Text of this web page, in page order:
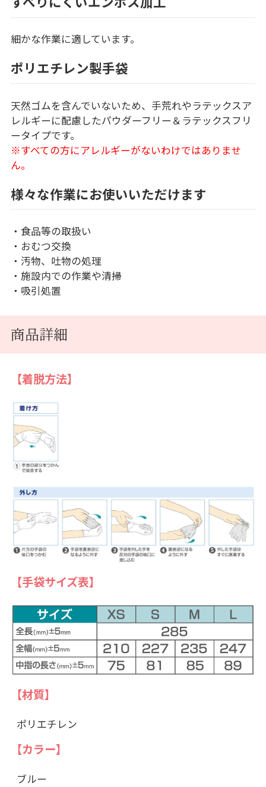
細かな作業に適しています。
ポリエチレン製手袋
天然ゴムを含んでいないため、手荒れやラテックスア
レルギーに配慮したパウダーフリー＆ラテックスフリ
ータイプです。
※すべての方にアレルギーがないわけではありませ
ん。
様々な作業にお使いいただけます
・食品等の取扱い
・おむつ交換
・汚物、吐物の処理
・施設内での作業や清掃
・吸引処置
商品詳細
【着脱方法】
【手袋サイズ表】
【材質】
ポリエチレン
【カラー】
ブルー